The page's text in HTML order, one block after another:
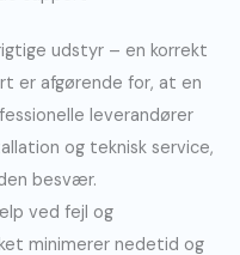
udstyr – en korrekt
er afgørende for, at en
leverandører
og teknisk service,
besvær.
ved fejl og
minimerer nedetid og